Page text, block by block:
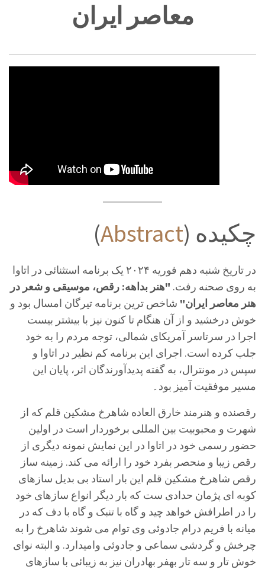
معاصر ایران
(Abstract ) چکیده
در تاریخ شنبه دهم فوریه ۲۰۲۴ یک برنامه استثنائی در اتاوا
به روی صحنه رفت. "هنر بداهه: رقص، موسیقی و شعر در
هنر معاصر ایران" شاخص ترین برنامه تیرگان امسال بود و
خوش درخشید و از آن هنگام تا کنون نیز با بیشتر بیست
اجرا در سرتاسر آمریکای شمالی، توجه مردم را به خود
جلب کرده است. اجرای این برنامه کم نظیر در اتاوا و
سپس در مونترال، به گفته پدیدآورندگان اثر، پایان این
مسیر موفقیت آمیز بود۔
رقصنده و هنرمند خارق العاده شاهرخ مشکین قلم که از
شهرت و محبوبیت بین المللی برخوردار است در اولین
حضور رسمی خود در اتاوا در این نمایش نمونه دیگری از
رقص زیبا و منحصر بفرد خود را ارائه می کند. زمینه ساز
رقص شاهرخ مشکین قلم این بار استاد بی بدیل سازهای
کوبه ای پژمان حدادی ست که بار دیگر انواع سازهای خود
را در اطرافش خواهد چید و گاه با تنبک و گاه با دف که در
میانه با فریم درام جادوئی وی توام می شوند شاهرخ را به
چرخش و گردشی سماعی و جادوئی وامیدارد. و البته نوای
خوش تار و سه تار بهفر بهادران نیز به زیبائی با سازهای